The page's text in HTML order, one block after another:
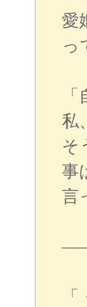
愛
っ
私
そ
事
言